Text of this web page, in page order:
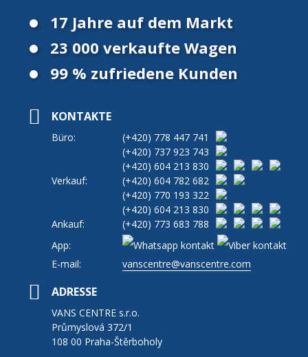
17 Jahre auf dem Markt
23 000 verkaufte Wagen
99 % zufriedene Kunden
KONTAKTE
Büro: (+420) 778 447 741
(+420) 737 923 743
(+420) 604 213 830
Verkauf:
(+420) 604 782 682
(+420) 770 193 322
(+420) 604 213 830
Ankauf:
(+420) 773 683 788
App:
E-mail:
vanscentre@vanscentre.com
ADRESSE
VANS CENTRE s.r.o.
Průmyslová 372/1
108 00 Praha-Štěrboholy